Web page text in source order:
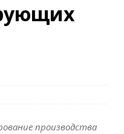
производства